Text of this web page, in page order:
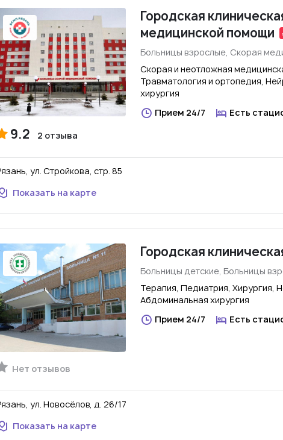
Городская
медицинской помощи
Больницы взрослые, Скорая
Скорая и неотложная
Травматология и ортопедия,
хирургия
Прием 24/7
Есть
9.2 2 отзыва
ул. Стройкова, стр. 85
Показать на карте
Городская
Больницы детские, Больницы
Терапия, Педиатрия, Хирургия,
Абдоминальная хирургия
Прием 24/7
Есть
Нет отзывов
ул. Новосёлов, д. 26/17
Показать на карте